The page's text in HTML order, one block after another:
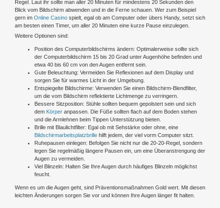
Regel. Laut ihr sollte man aller 20 Minuten für mindestens 20 Sekunden den
Blick vom Bildschirm abwenden und in die Ferne schauen. Wer zum Beispiel
gern im Online Casino spielt, egal ob am Computer oder übers Handy, setzt sich
am besten einen Timer, um aller 20 Minuten eine kurze Pause einzulegen.
Weitere Optionen sind:
Position des Computerbildschirms ändern: Optimalerweise sollte sich
der Computerbildschirm 15 bis 20 Grad unter Augenhöhe befinden und
etwa 40 bis 60 cm von den Augen entfernt sein.
Gute Beleuchtung: Vermeiden Sie Reflexionen auf dem Display und
sorgen Sie für warmes Licht in der Umgebung.
Entspiegelte Bildschirme: Verwenden Sie einen Bildschirm-Blendfilter,
um die vom Bildschirm reflektierte Lichtmenge zu verringern.
Bessere Sitzposition: Stühle sollten bequem gepolstert sein und sich
dem Körper anpassen. Die Füße sollten flach auf dem Boden stehen
und die Armlehnen beim Tippen Unterstützung bieten.
Brille mit Blaulichtfilter: Egal ob mit Sehstärke oder ohne, eine
Bildschirmarbeitsplatzbrille hilft jedem, der viel vorm Computer sitzt.
Ruhepausen einlegen: Befolgen Sie nicht nur die 20-20-Regel, sondern
legen Sie regelmäßig längere Pausen ein, um eine Überanstrengung der
Augen zu vermeiden.
Viel Blinzeln: Halten Sie Ihre Augen durch häufiges Blinzeln möglichst
feucht.
Wenn es um die Augen geht, sind Präventionsmaßnahmen Gold wert. Mit diesen
leichten Änderungen sorgen Sie vor und können Ihre Augen länger fit halten.